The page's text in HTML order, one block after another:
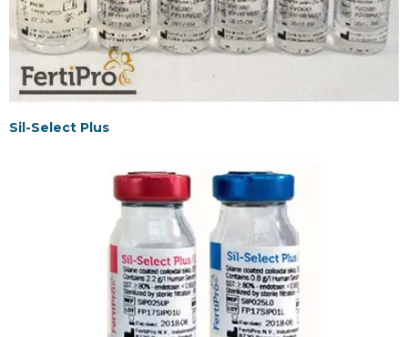
Sil-Select Plus